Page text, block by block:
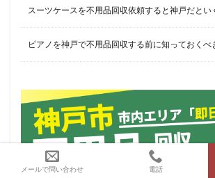
スーツケースを不用品回収依頼すると神戸だとい
ピアノを神戸で不用品回収する前に知っておくべ
メールで問い合わせ 電話